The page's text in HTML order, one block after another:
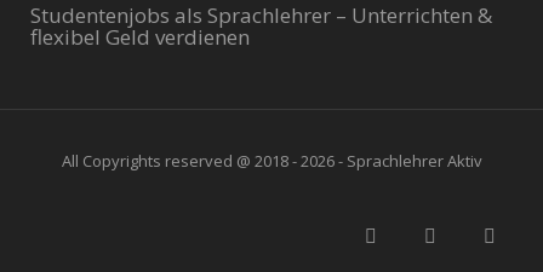
Studentenjobs als Sprachlehrer – Unterrichten &
flexibel Geld verdienen
All Copyrights reserved @ 2018 - 2026 - Sprachlehrer Aktiv